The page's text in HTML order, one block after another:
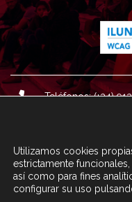
Teléfonos: (+34)
Correo :
Utilizamos cookies
estrictamente
así como para fines
configurar su uso